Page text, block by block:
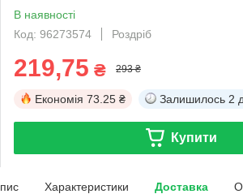
В наявності
Код: 96273574
Роздріб
219,75 ₴ 293 ₴
Економія 73.25 ₴ Залишилось 2
Купити
Характеристики Доставка